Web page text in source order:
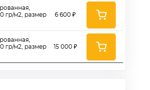
гр/м2, размер
гр/м2, размер
6 600 ₽
15 000 ₽